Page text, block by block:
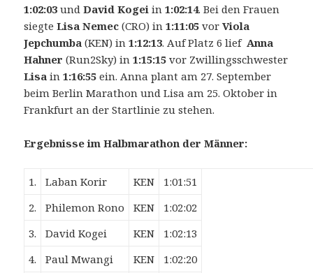
1:02:03 undDavid Kogei in1:02:14. Bei den Frauen
siegteLisa Nemec (CRO) in1:11:05 vorViola
Jepchumba (KEN) in1:12:13. Auf Platz 6 lief Anna
Hahner (Run2Sky) in1:15:15 vor Zwillingsschwester
Lisa in1:16:55 ein. Anna plant am 27. September
beim Berlin Marathon und Lisa am 25. Oktober in
Frankfurt an der Startlinie zu stehen.
Ergebnisse im Halbmarathon der Männer:
1. Laban Korir KEN
1:01:51
2.
Philemon Rono KEN
1:02:02
3.
David Kogei KEN
1:02:13
4.
Paul Mwangi KEN
1:02:20